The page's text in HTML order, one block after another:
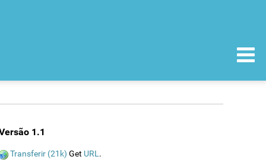
1.1
Transferir (21k) Get URL.